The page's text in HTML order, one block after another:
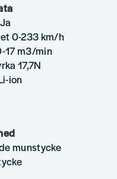
0-233 km/h
17 m3/min
17,7N
ion
munstycke